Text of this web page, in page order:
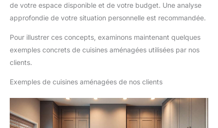
de votre espace disponible et de votre budget. Une analyse
approfondie de votre situation personnelle est recommandée.
Pour illustrer ces concepts, examinons maintenant quelques
exemples concrets de cuisines aménagées utilisées par nos
clients.
Exemples de cuisines aménagées de nos clients